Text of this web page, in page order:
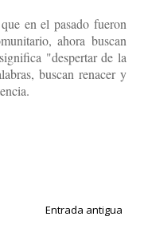
en el pasado fueron
ahora buscan
"despertar de la
buscan renacer y
Entrada antigua